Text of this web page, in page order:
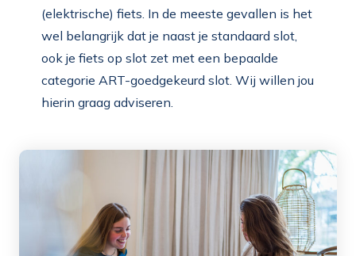
(elektrische) fiets. In de meeste gevallen is het
wel belangrijk dat je naast je standaard slot,
ook je fiets op slot zet met een bepaalde
categorie ART-goedgekeurd slot. Wij willen jou
hierin graag adviseren.